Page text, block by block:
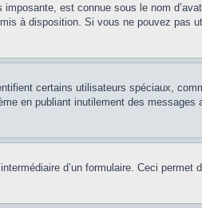
est connue sous le nom
à disposition. Si vous ne pouvez pas
certains utilisateurs spéciaux,
en publiant inutilement des messages
d’un formulaire. Ceci permet